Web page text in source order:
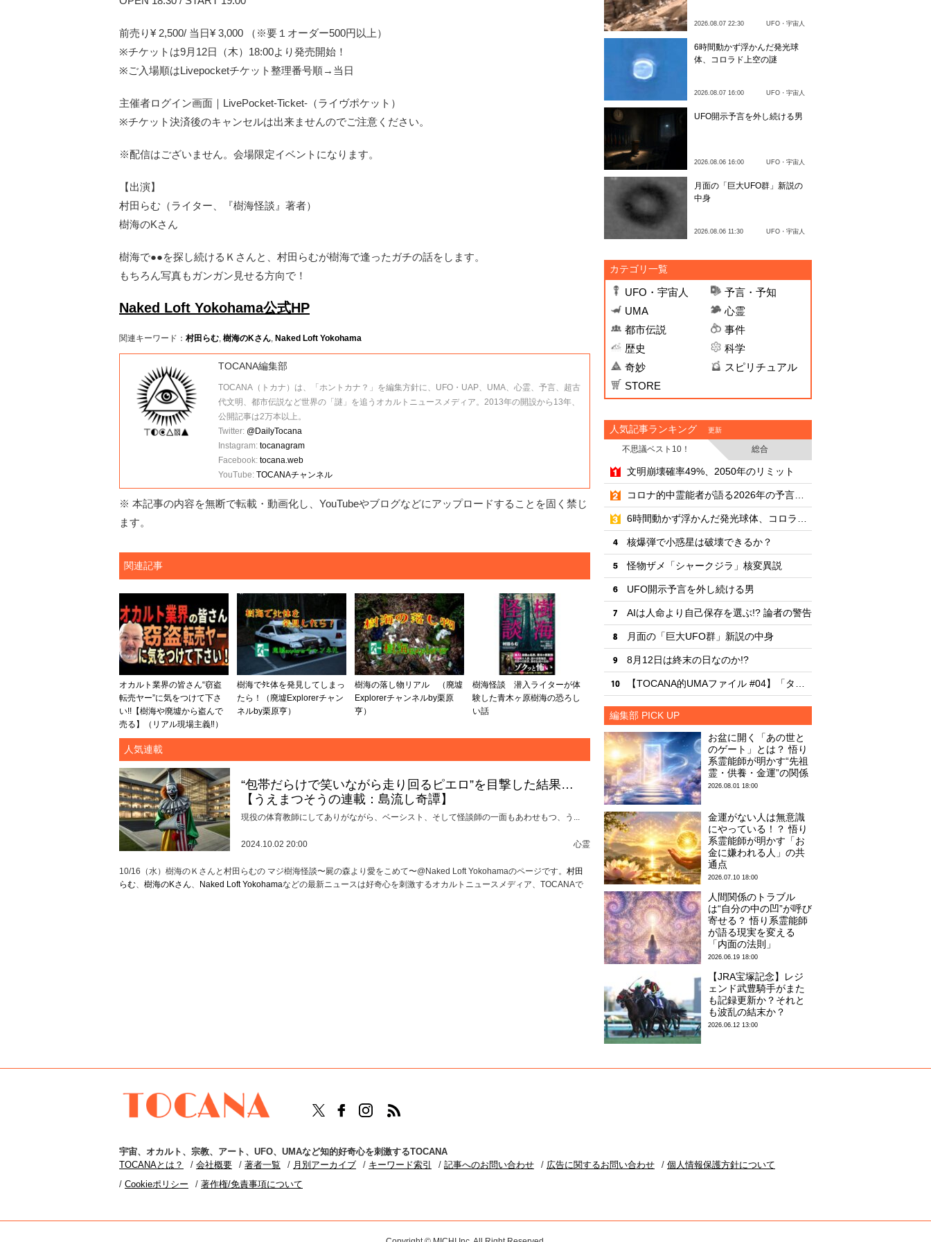
前売り¥ 2,500/ 当日¥ 3,000 （※要１オーダー500円以上）
※チケットは9月12日（木）18:00より発売開始！
※ご入場順はLivepocketチケット整理番号順→当日
主催者ログイン画面｜LivePocket-Ticket-（ライヴポケット）
※チケット決済後のキャンセルは出来ませんのでご注意ください。
※配信はございません。会場限定イベントになります。
【出演】
村田らむ（ライター、『樹海怪談』著者）
樹海のKさん
樹海で●●を探し続けるＫさんと、村田らむが樹海で逢ったガチの話をします。
もちろん写真もガンガン見せる方向で！
Naked Loft Yokohama公式HP
関連キーワード： 村田らむ, 樹海のKさん, Naked Loft Yokohama
TOCANA編集部
TOCANA（トカナ）は、「ホントカナ？」を編集方針に、UFO・UAP、UMA、心霊、予言、超古
代文明、都市伝説など世界の「謎」を追うオカルトニュースメディア。2013年の開設から13年、
公開記事は2万本以上。
Twitter: @DailyTocana
Instagram:tocanagram
Facebook:tocana.web
YouTube:TOCANAチャンネル
※ 本記事の内容を無断で転載・動画化し、YouTubeやブログなどにアップロードすることを固く禁じ
ます。
関連記事
オカルト業界の皆さん“窃盗
転売ヤー”に気をつけて下さ
い!!【樹海や廃墟から盗んで
売る】（リアル現場主義‼︎）
樹海でﾀﾋ体を発見してしまっ
たら！（廃墟Explorerチャン
ネルby栗原亨）
樹海の落し物リアル （廃墟
Explorerチャンネルby栗原
亨）
樹海怪談 潜入ライターが体
験した青木ヶ原樹海の恐ろし
い話
人気連載
“包帯だらけで笑いながら走り回るピエロ”を目撃した結果…
【うえまつそうの連載：島流し奇譚】
現役の体育教師にしてありがながら、ベーシスト、そして怪談師の一面もあわせもつ、う...
2024.10.02 20:00 心霊
10/16（水）樹海のＫさんと村田らむの マジ樹海怪談〜屍の森より愛をこめて〜@Naked Loft Yokohamaのページです。 村田
らむ、 樹海のKさん、 Naked Loft Yokohamaなどの最新ニュースは好奇心を刺激するオカルトニュースメディア、TOCANAで
2026.08.07 22:30 UFO・宇宙人
6時間動かず浮かんだ発光球
体、コロラド上空の謎
2026.08.07 16:00 UFO・宇宙人
UFO開示予言を外し続ける男
2026.08.06 16:00 UFO・宇宙人
月面の「巨大UFO群」新説の
中身
2026.08.06 11:30 UFO・宇宙人
カテゴリ一覧
UFO・宇宙人
予言・予知
UMA
心霊
都市伝説
事件
歴史
科学
奇妙
スピリチュアル
STORE
人気記事ランキング 更新
不思議ベスト10！
総合
・
文明崩壊確率49%、2050年のリミット
・
・
・
核爆弾で小惑星は破壊できるか？
・
怪物ザメ「シャークジラ」核変異説
・
UFO開示予言を外し続ける男
・
AIは人命より自己保存を選ぶ!? 論者の警告
・
月面の「巨大UFO群」新説の中身
・
8月12日は終末の日なのか!?
・
編集部 PICK UP
お盆に開く「あの世と
のゲート」とは？ 悟り
系霊能師が明かす“先祖
霊・供養・金運”の関係
2026.08.01 18:00
金運がない人は無意識
にやっている！？ 悟り
系霊能師が明かす「お
金に嫌われる人」の共
通点
2026.07.10 18:00
人間関係のトラブル
は“自分の中の凹”が呼び
寄せる？ 悟り系霊能師
が語る現実を変える
「内面の法則」
2026.06.19 18:00
【JRA宝塚記念】レジ
ェンド武豊騎手がまた
も記録更新か？それと
も波乱の結末か？
2026.06.12 13:00
TOCANAのFacebookはこちら
TOCANAのinstagramはこちら
宇宙、 オカルト 、 宗教、 アート 、 UFO、 UMAなど知的好奇心を刺激するTOCANA
TOCANAとは？
会社概要 著者一覧 月別アーカイブ キーワード索引 記事へのお問い合わせ 広告に関するお問い合わせ
個人情報保護方針について
Cookieポリシー
著作権/免責事項について